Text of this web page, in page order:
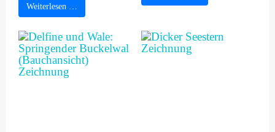
Weiterlesen …